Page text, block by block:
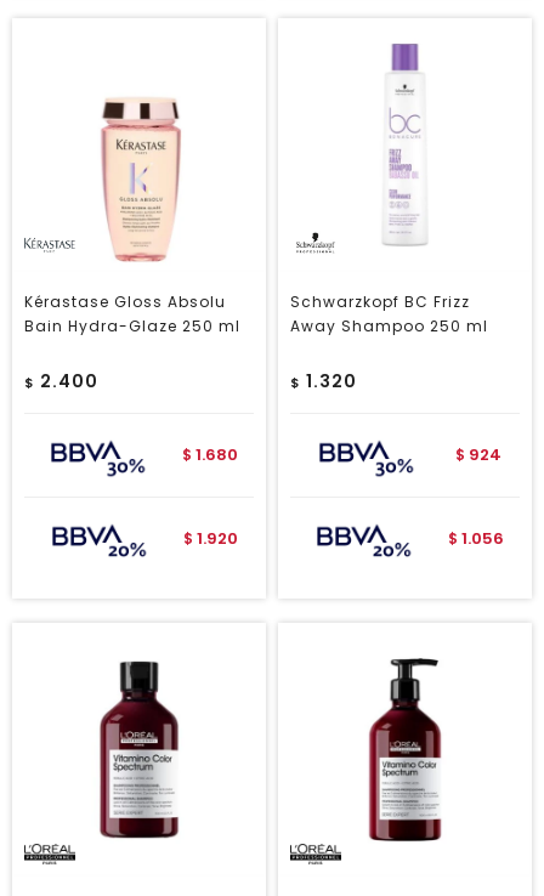
Kérastase Gloss Absolu
Bain Hydra-Glaze 250 ml
$ 2.400
$ 1.680
$ 1.920
Schwarzkopf BC Frizz
Away Shampoo 250 ml
$ 1.320
$ 924
$ 1.056